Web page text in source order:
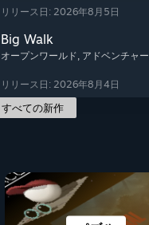
リリース日: 2026年8月5日
Big Walk
オープンワールド, アドベンチャー
リリース日: 2026年8月4日
すべての新作